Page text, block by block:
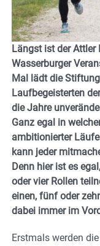
Längst ist der
Wasserburger
Mal lädt die
Laufbegeisterten
die Jahre
Ganz egal in
ambitionierter
kann jeder
Denn hier ist es
oder vier Rollen
einen, fünf oder
dabei immer im
Erstmals werden